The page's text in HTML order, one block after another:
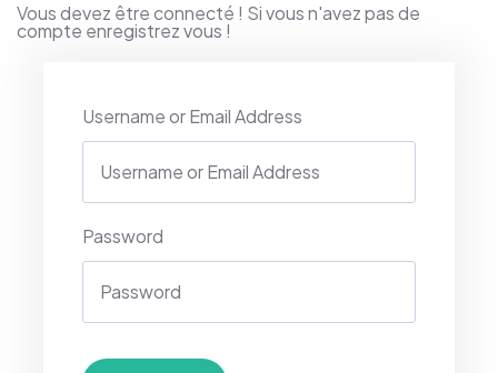
Vous devez être connecté ! Si vous n'avez pas de
compte enregistrez vous !
Username or Email Address
Password